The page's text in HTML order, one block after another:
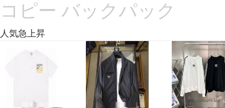
コピー バックパック
人気急上昇